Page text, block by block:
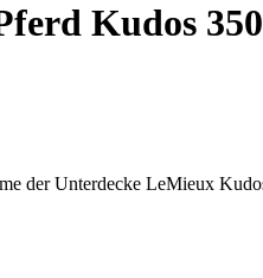
Kudos
der Unterdecke LeMieux